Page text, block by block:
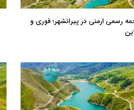
رسمی ارمنی در پیرانشهر؛ فوری و